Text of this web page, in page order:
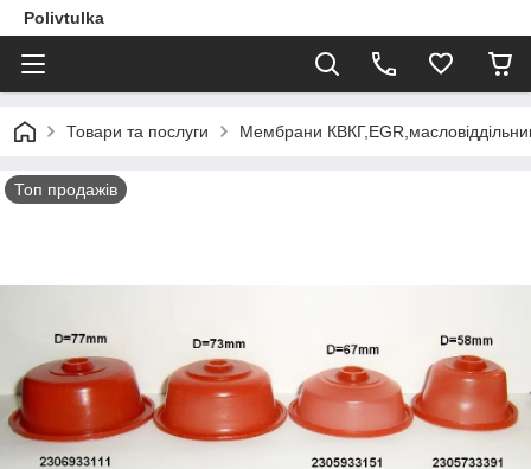
Polivtulka
Товари та послуги Мембрани
Топ продажів